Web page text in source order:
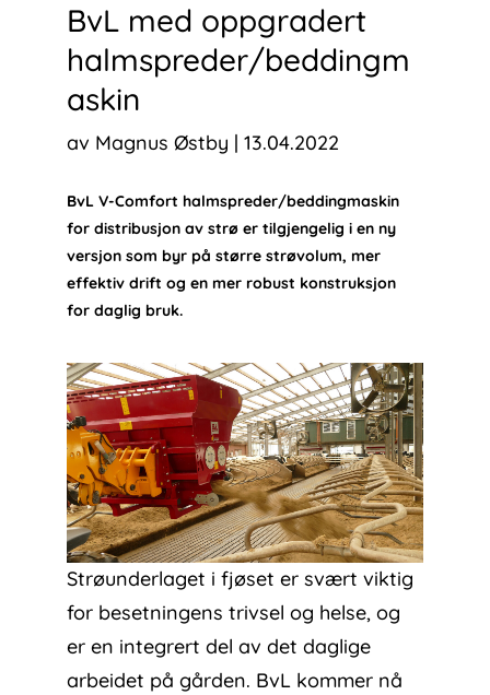
BvL med oppgradert
halmspreder/beddingm
askin
av Magnus Østby |13.04.2022
BvL V-Comfort halmspreder/beddingmaskin
for distribusjon av strø er tilgjengelig i en ny
versjon som byr på større strøvolum, mer
effektiv drift og en mer robust konstruksjon
for daglig bruk.
Strøunderlaget i fjøset er svært viktig
for besetningens trivsel og helse, og
er en integrert del av det daglige
arbeidet på gården. BvL kommer nå